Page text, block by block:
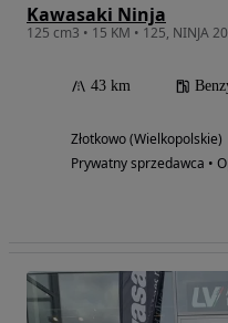
Kawasaki Ninja
125 cm3 • 15 KM • 125, NINJA
43 km
Złotkowo (Wielkopolskie)
Prywatny sprzedawca •